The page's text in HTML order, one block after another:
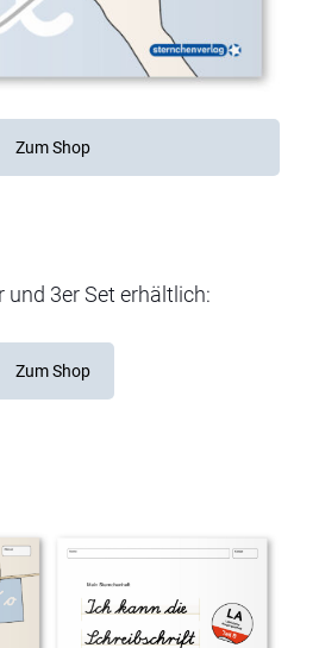
Zum Shop
und 3er Set erhältlich:
Zum Shop